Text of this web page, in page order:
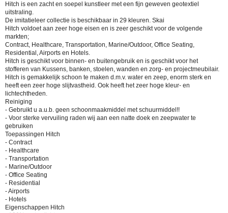
Hitch is een zacht en soepel kunstleer met een fijn geweven geotextiel
uitstraling.
De imitatieleer collectie is beschikbaar in 29 kleuren. Skai
Hitch voldoet aan zeer hoge eisen en is zeer geschikt voor de volgende
markten;
Contract, Healthcare, Transportation, Marine/Outdoor, Office Seating,
Residential, Airports en Hotels.
Hitch is geschikt voor binnen- en buitengebruik en is geschikt voor het
stofferen van Kussens, banken, stoelen, wanden en zorg- en projectmeubilair.
Hitch is gemakkelijk schoon te maken d.m.v. water en zeep, enorm sterk en
heeft een zeer hoge slijtvastheid. Ook heeft het zeer hoge kleur- en
lichtechtheden.
Reiniging
- Gebruikt u a.u.b. geen schoonmaakmiddel met schuurmiddel!!
- Voor sterke vervuiling raden wij aan een natte doek en zeepwater te
gebruiken
Toepassingen Hitch
- Contract
- Healthcare
- Transportation
- Marine/Outdoor
- Office Seating
- Residential
- Airports
- Hotels
Eigenschappen Hitch